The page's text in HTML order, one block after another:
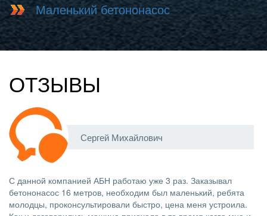
Маленький бетононасос
ОТЗЫВЫ
Сергей Михайлович
С данной компанией АБН работаю уже 3 раз. Заказывал
бетононасос 16 метров, необходим был маленький, ребята
молодцы, проконсультировали быстро, цена меня устроила.